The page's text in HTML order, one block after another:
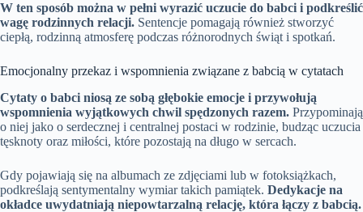
W ten sposób można w pełni wyrazić uczucie do babci i podkreślić
wagę rodzinnych relacji. Sentencje pomagają również stworzyć
ciepłą, rodzinną atmosferę podczas różnorodnych świąt i spotkań.
Emocjonalny przekaz i wspomnienia związane z babcią w cytatach
Cytaty o babci niosą ze sobą głębokie emocje i przywołują
wspomnienia wyjątkowych chwil spędzonych razem. Przypominają
o niej jako o serdecznej i centralnej postaci w rodzinie, budząc uczucia
tęsknoty oraz miłości, które pozostają na długo w sercach.
Gdy pojawiają się na albumach ze zdjęciami lub w fotoksiążkach,
podkreślają sentymentalny wymiar takich pamiątek. Dedykacje na
okładce uwydatniają niepowtarzalną relację, która łączy z babcią.